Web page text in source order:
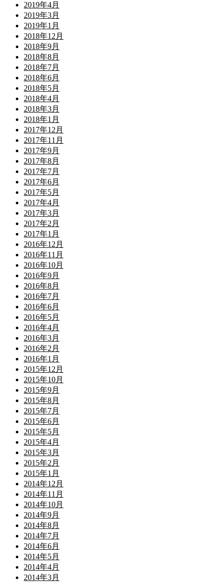
2019年4月
2019年3月
2019年1月
2018年12月
2018年9月
2018年8月
2018年7月
2018年6月
2018年5月
2018年4月
2018年3月
2018年1月
2017年12月
2017年11月
2017年9月
2017年8月
2017年7月
2017年6月
2017年5月
2017年4月
2017年3月
2017年2月
2017年1月
2016年12月
2016年11月
2016年10月
2016年9月
2016年8月
2016年7月
2016年6月
2016年5月
2016年4月
2016年3月
2016年2月
2016年1月
2015年12月
2015年10月
2015年9月
2015年8月
2015年7月
2015年6月
2015年5月
2015年4月
2015年3月
2015年2月
2015年1月
2014年12月
2014年11月
2014年10月
2014年9月
2014年8月
2014年7月
2014年6月
2014年5月
2014年4月
2014年3月